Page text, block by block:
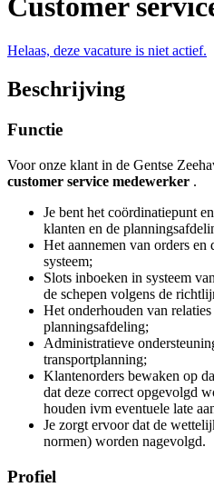
Helaas, deze vacature is niet actief.
Beschrijving
Functie
Voor onze klant in de Gentse
customer service medewerker .
Je bent het coördinatiepunt
klanten en de
Het aannemen van orders
systeem;
Slots inboeken in systeem
de schepen volgens de
Het onderhouden van
planningsafdeling;
Administratieve
transportplanning;
Klantenorders bewaken op
dat deze correct opgevolgd
houden ivm eventuele late
Je zorgt ervoor dat de
normen) worden nagevolgd.
Profiel